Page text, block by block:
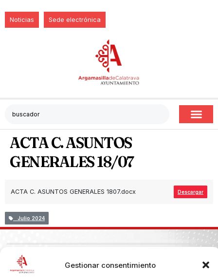
Gestionar consentimiento
Noticias Sede electrónica
ACTA C. ASUNTOS
GENERALES 18/07
ACTA C. ASUNTOS GENERALES 1807.docx Descargar
Julio 2024
Copyright © 2026 Ayuntamiento de Argamasilla de Calatrava
Politica de Privacidad y Aviso Legal
Registro de la actividad